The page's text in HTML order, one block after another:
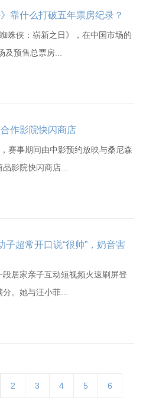
靠什么打破五年票房纪录？
蛛侠：崭新之日》，在中国市场的
预售总票房...
作影院快闪商店
赛事期间由中影预约放映与桑尼森
影院快闪商店...
超常开口说“很帅”，奶音害
居家亲子互动短视频火速刷屏登
。她与汪小菲...
2 3 4 5 6